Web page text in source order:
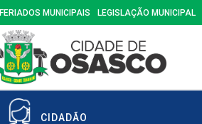
FERIADOS MUNICIPAIS LEGISLAÇÃO MUNICIPAL
CIDADÃO